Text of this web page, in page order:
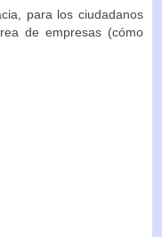
para los ciudadanos
de empresas (cómo